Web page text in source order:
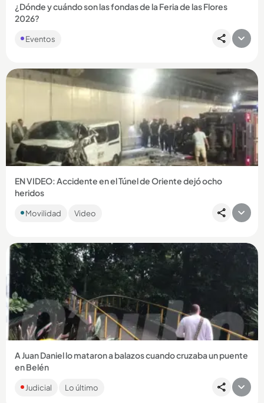
¿Dónde y cuándo son las fondas de la Feria de las Flores
2026?
Eventos
Compartir Noticia
EN VIDEO: Accidente en el Túnel de Oriente dejó ocho
heridos
cerrada más de dos horas. ...
Movilidad Video
Compartir Noticia
A Juan Daniel lo mataron a balazos cuando cruzaba un puente
en Belén
El hombre de 23 años se había ido del barrio a vivir a otra zona,
regresó y días después fue asesinado por sicarios que iban...
Judicial Lo último